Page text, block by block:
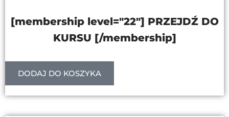
[membership level="22"] PRZEJDŹ DO
KURSU [/membership]
DODAJ DO KOSZYKA